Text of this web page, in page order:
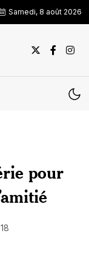
Samedi, 8 août 2026
pour